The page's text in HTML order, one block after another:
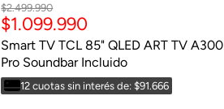
Precio
original
$2.499.990
Precio
actual
$1.099.990
Smart TV TCL 85" QLED ART TV A300
Pro Soundbar Incluido
12 cuotas sin interés de: $91.666